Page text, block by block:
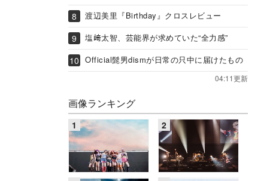
渡辺美里『Birthday』クロスレビュー
塩﨑太智、芸能界が求めていた“全力感”
Official髭男dismが日常の只中に届けたもの
04:11更新
画像ランキング